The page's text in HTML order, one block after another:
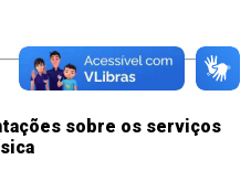
sobre os serviços